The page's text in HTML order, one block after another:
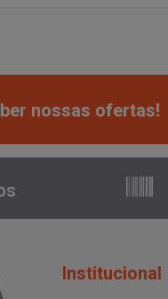
nossas ofertas!
Institucional